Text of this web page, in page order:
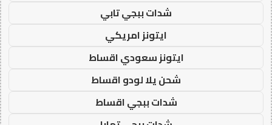
شدات ببجي تابي
ايتونز امريكي
ايتونز سعودي اقساط
شحن يلا لودو اقساط
شدات ببجي اقساط